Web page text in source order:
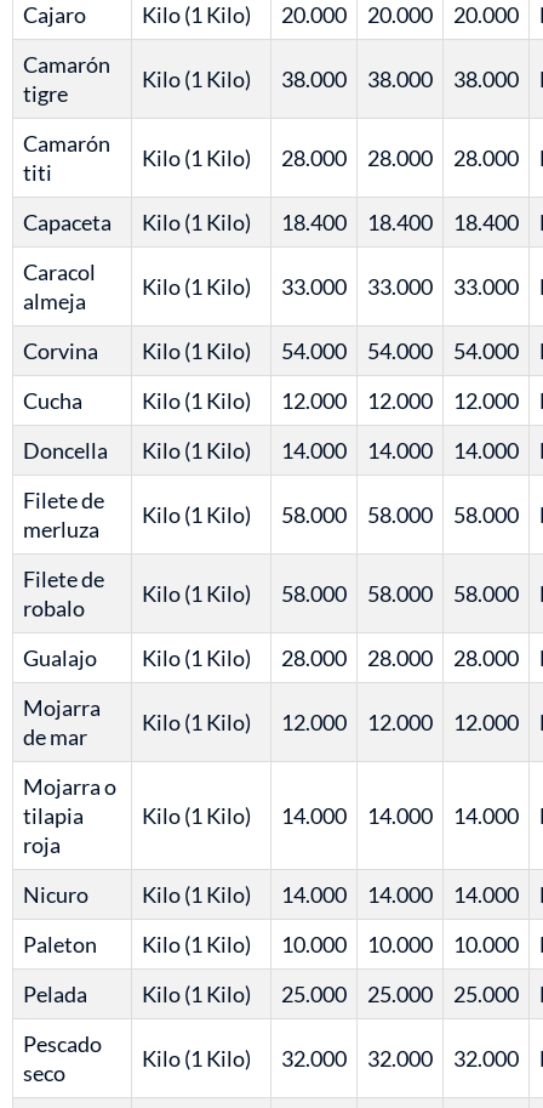
Cajaro
Kilo (1 Kilo) 20.000 20.000 20.000
Camarón
tigre
Kilo (1 Kilo) 38.000 38.000 38.000
Camarón
titi
Kilo (1 Kilo) 28.000 28.000 28.000
Capaceta Kilo (1 Kilo) 18.400 18.400 18.400
Caracol
almeja
Kilo (1 Kilo) 33.000 33.000 33.000
Corvina Kilo (1 Kilo) 54.000 54.000 54.000
Cucha
Kilo (1 Kilo) 12.000 12.000 12.000
Doncella
Kilo (1 Kilo) 14.000 14.000 14.000
Filete de
merluza
Kilo (1 Kilo) 58.000 58.000 58.000
Filete de
robalo
Kilo (1 Kilo) 58.000 58.000 58.000
Gualajo Kilo (1 Kilo) 28.000 28.000 28.000
Mojarra
de mar
Kilo (1 Kilo) 12.000 12.000 12.000
Mojarra o
tilapia
roja
Kilo (1 Kilo) 14.000 14.000 14.000
Nicuro Kilo (1 Kilo) 14.000 14.000 14.000
Paleton
Kilo (1 Kilo) 10.000 10.000 10.000
Pelada
Kilo (1 Kilo) 25.000 25.000 25.000
Pescado
seco
Kilo (1 Kilo) 32.000 32.000 32.000